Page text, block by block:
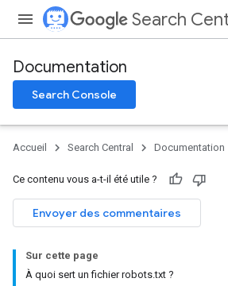
Search
Documentation
Search Console
Accueil Search Central Documentation
Ce contenu vous a-t-il été utile ?
Envoyer des commentaires
Sur cette page
À quoi sert un fichier robots.txt ?